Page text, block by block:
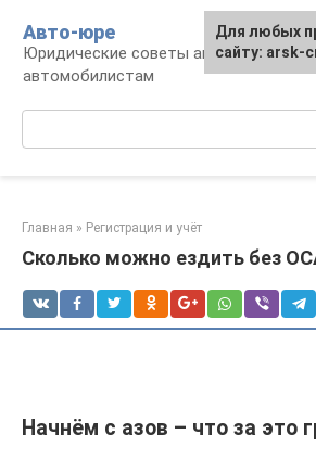
контенту
Авто-юре
Юридические советы
автомобилистам
Главная » Регистрация и учёт
Сколько можно ездить без
Начнём с азов – что за это
Для любых
сайту: arsk-